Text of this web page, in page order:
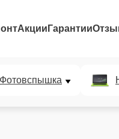
Акции Гарантии
Фотовспышка